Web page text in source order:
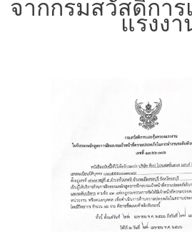
จากกรมสวัสดิกา
แรงงา